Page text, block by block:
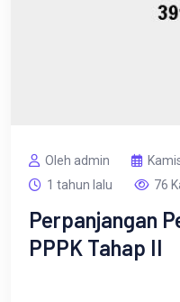
Oleh admin
1 tahun lalu
76
Perpanjangan
PPPK Tahap II